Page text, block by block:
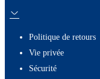
Politique de retours
Vie privée
Sécurité